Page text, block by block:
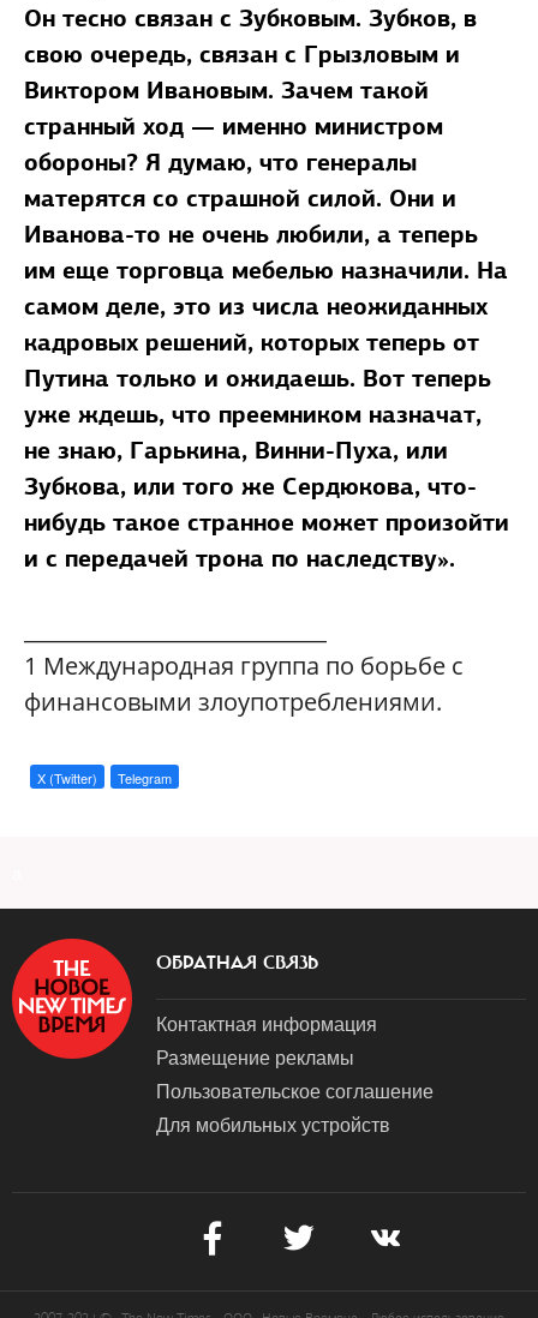
Он тесно связан с Зубковым. Зубков, в
свою очередь, связан с Грызловым и
Виктором Ивановым. Зачем такой
странный ход — именно министром
обороны? Я думаю, что генералы
матерятся со страшной силой. Они и
Иванова-то не очень любили, а теперь
им еще торговца мебелью назначили. На
самом деле, это из числа неожиданных
кадровых решений, которых теперь от
Путина только и ожидаешь. Вот теперь
уже ждешь, что преемником назначат,
не знаю, Гарькина, Винни-Пуха, или
Зубкова, или того же Сердюкова, что-
нибудь такое странное может произойти
и с передачей трона по наследству».
1 Международная группа по борьбе с
финансовыми злоупотреблениями.
X (Twitter) Telegram
ОБРАТНАЯ СВЯЗЬ
Контактная информация
Размещение рекламы
Пользовательское соглашение
Для мобильных устройств